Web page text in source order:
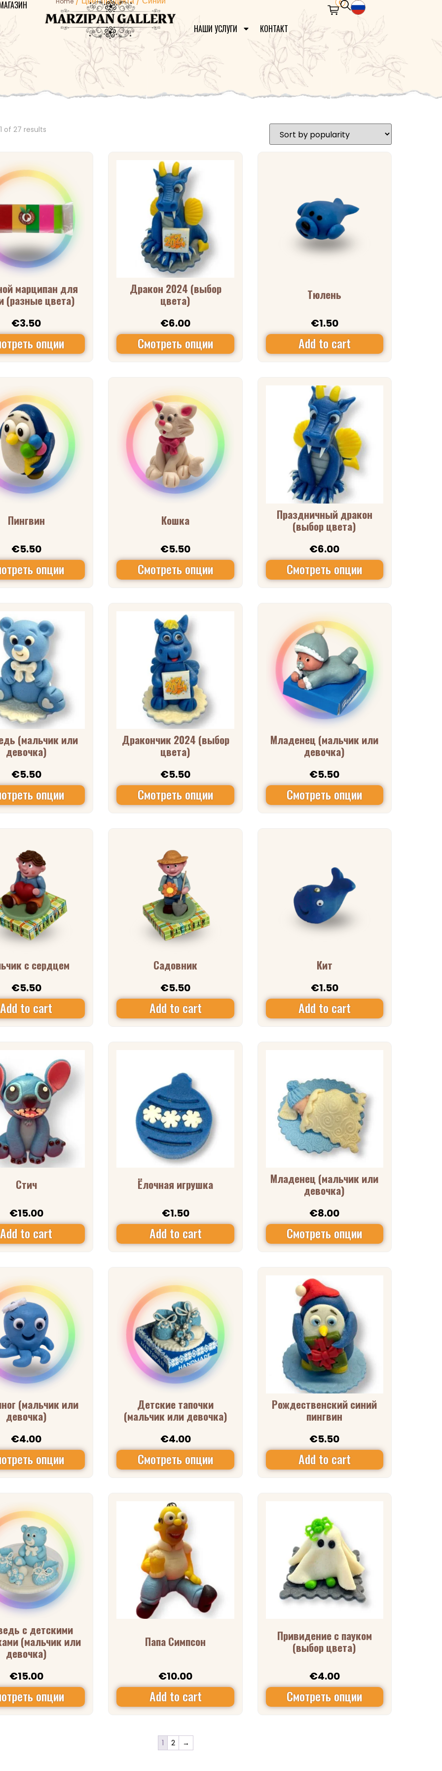
НАШИ УСЛУГИ
КОНТАКТ
0
Пожалуйста, попробуйте добавить больше
символов в результаты поиска или другое
ключевое слово.
of 27 results
марципан для
(разные цвета)
€3.50
опции
Дракон 2024 (выбор
цвета)
€6.00
Смотреть опции
Тюлень
€1.50
Add to cart
Пингвин
€5.50
опции
Кошка
€5.50
Смотреть опции
Праздничный дракон
(выбор цвета)
€6.00
Смотреть опции
(мальчик или
девочка)
€5.50
опции
Дракончик 2024 (выбор
цвета)
€5.50
Смотреть опции
Младенец (мальчик или
девочка)
€5.50
Смотреть опции
с сердцем
€5.50
Add to cart
Садовник
€5.50
Add to cart
Кит
€1.50
Add to cart
Стич
€15.00
Add to cart
Ёлочная игрушка
€1.50
Add to cart
Младенец (мальчик или
девочка)
€8.00
Смотреть опции
(мальчик или
девочка)
€4.00
опции
Детские тапочки
(мальчик или девочка)
€4.00
Смотреть опции
Рождественский синий
пингвин
€5.50
Add to cart
с детскими
(мальчик или
девочка)
€15.00
опции
Папа Симпсон
€10.00
Add to cart
Привидение с пауком
(выбор цвета)
€4.00
Смотреть опции
1 2 →